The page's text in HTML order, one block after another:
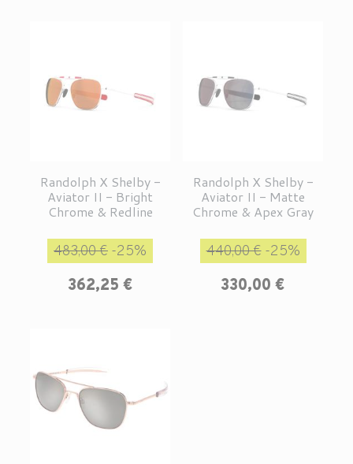
Randolph X Shelby -
Aviator II - Bright
Chrome & Redline
Prix de base
483,00 € -25%
362,25 €
Randolph X Shelby -
Aviator II - Matte
Chrome & Apex Gray
Prix de base
440,00 €-25%
330,00 €